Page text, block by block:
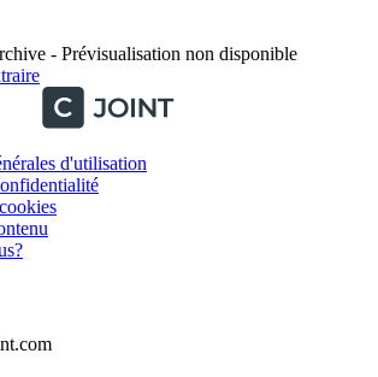
- Prévisualisation non disponible
d'utilisation